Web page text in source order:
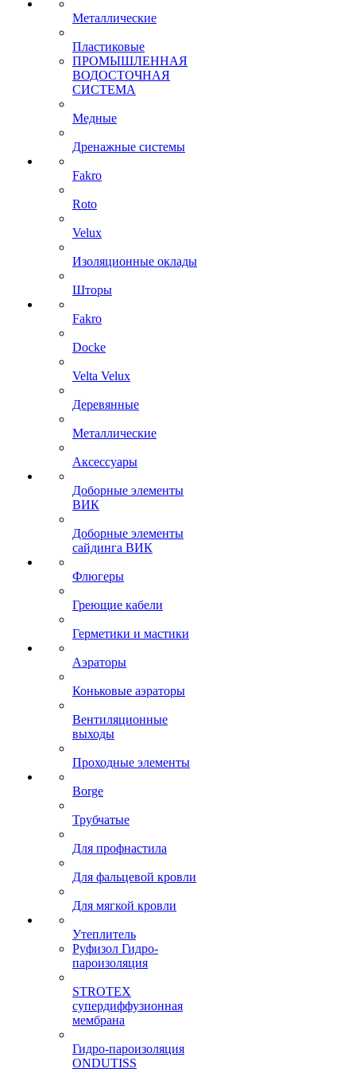
Металлические
Пластиковые
ПРОМЫШЛЕННАЯ
ВОДОСТОЧНАЯ
СИСТЕМА
Медные
Дренажные системы
Fakro
Roto
Velux
Изоляционные оклады
Шторы
Fakro
Docke
Velta Velux
Деревянные
Металлические
Аксессуары
Доборные элементы
ВИК
Доборные элементы
сайдинга ВИК
Флюгеры
Греющие кабели
Герметики и мастики
Аэраторы
Коньковые аэраторы
Вентиляционные
выходы
Проходные элементы
Borge
Трубчатые
Для профнастила
Для фальцевой кровли
Для мягкой кровли
Утеплитель
Руфизол Гидро-
пароизоляция
STROTEX
супердиффузионная
мембрана
Гидро-пароизоляция
ONDUTISS